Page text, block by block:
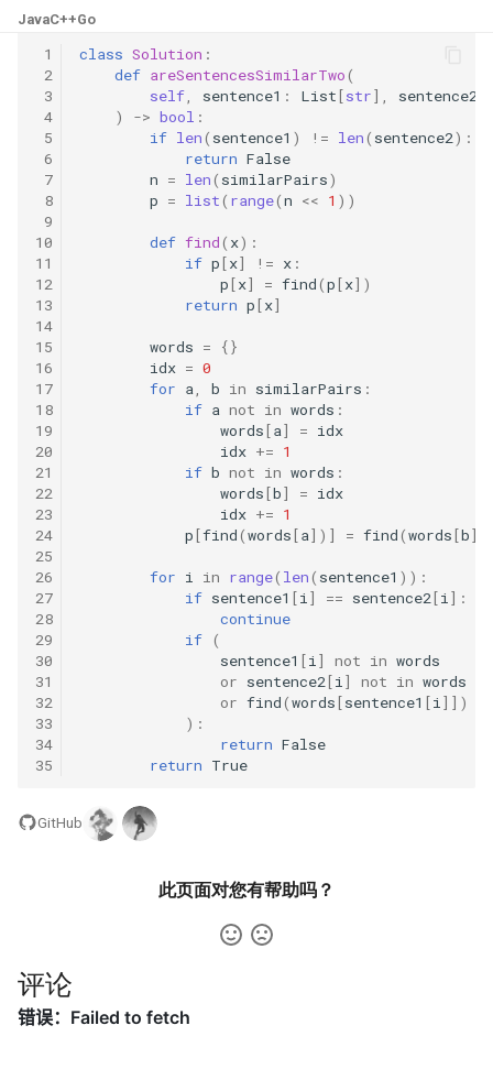
33. 二叉搜索树的后序遍历序
34. 二叉树中和为某一值的路
35. 复杂链表的复制
36. 二叉搜索树与双向链表
37. 序列化二叉树
38. 字符串的排列
39. 数组中出现次数超过一半
的数字
40. 最小的 k 个数
41. 数据流中的中位数
42. 连续子数组的最大和
43. 1 ～ n 整数中 1 出现的次
44. 数字序列中某一位的数字
45. 把数组排成最小的数
46. 把数字翻译成字符串
48. 最长不含重复字符的子字
49. 丑数
31. 最近最少使用缓存
32. 有效的变位词
33. 变位词组
34. 外星语言是否排序
35. 最小时间差
36. 后缀表达式
37. 小行星碰撞
38. 每日温度
39. 直方图最大矩形面积
40. 矩阵中最大的矩形
41. 滑动窗口的平均值
42. 最近请求次数
43. 往完全二叉树添加节点
45. 二叉树最底层最左边的值
46. 二叉树的右侧视图
48. 序列化与反序列化二叉树
5.1. 插入
5.2. 二进制数转字符串
5.3. 翻转数位
5.4. 下一个数
5.6. 整数转换
5.7. 配对交换
5.8. 绘制直线
8.1. 三步问题
8.2. 迷路的机器人
8.3. 魔术索引
8.4. 幂集
8.5. 递归乘法
8.6. 汉诺塔问题
8.7. 无重复字符串的排列组合
8.12. 八皇后
JavaC++Go
1
2
3
4
5
6
7
8
9
10
11
12
13
14
15
16
17
18
19
20
21
22
23
24
25
26
27
28
29
30
31
32
33
34
35
class Solution :
def areSentencesSimilarTwo(
self, sentence1 : List[str], sentence2
)
-> bool :
if len( sentence1 ) != len( sentence2):
return False
n = len( similarPairs)
p = list( range(n << 1 ))
def find( x):
if p[x] != x :
p[x] = find(p[x])
return p[x]
words =
{}
idx = 0
for a, b in similarPairs :
if a not in words :
words[a] = idx
idx += 1
if b not in words :
words[b] = idx
idx += 1
p[find(words[a])] = find(words[b])
for i in range( len( sentence1 )):
if sentence1 [i] == sentence2[i]:
continue
if (
sentence1 [i] not in words
or sentence2[i] not in words
or find(words[sentence1 [i]])
):
return False
return True
GitHub
此页面对您有帮助吗？
评论